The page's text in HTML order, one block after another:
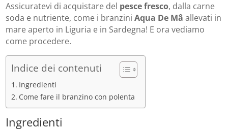
Assicuratevi di acquistare del pesce fresco, dalla carne
soda e nutriente, come i branziniAqua De Mâallevati in
mare aperto in Liguria e in Sardegna! E ora vediamo
come procedere.
Indice dei contenuti
Ingredienti
Come fare il branzino con polenta
Ingredienti